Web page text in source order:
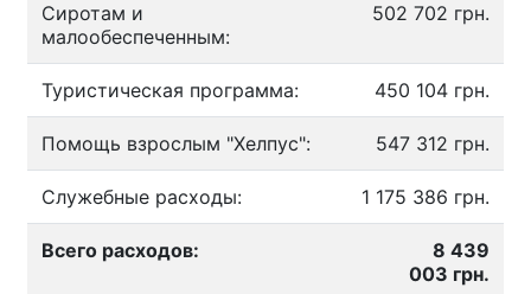
Сиротам и
малообеспеченным:
502 702 грн.
Туристическая программа: 450 104 грн.
Помощь взрослым "Хелпус": 547 312 грн.
Служебные расходы: 1 175 386 грн.
Всего расходов:
8 439
003 грн.